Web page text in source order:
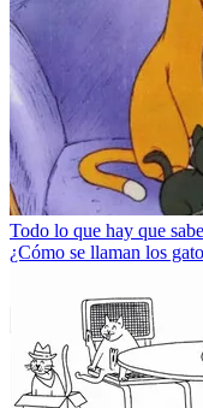
Todo lo que hay que
¿Cómo se llaman los